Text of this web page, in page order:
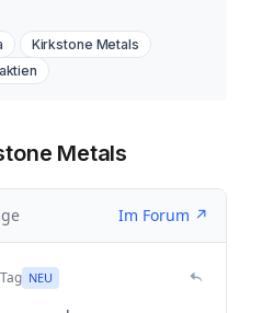
Kirkstone Metals
Metals